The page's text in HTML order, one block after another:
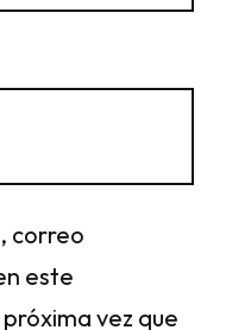
correo
este
vez que